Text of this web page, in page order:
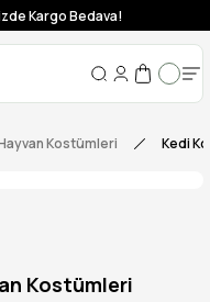
Kargo Bedava!
Kostümleri Kedi
Kostümleri